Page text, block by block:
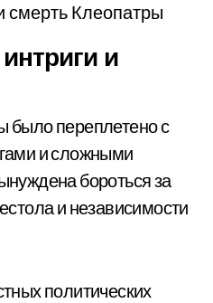
смерть Клеопатры
и
было переплетено с
и сложными
бороться за
и независимости
политических